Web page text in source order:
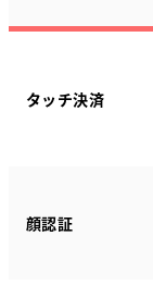
タッチ決済
顔認証